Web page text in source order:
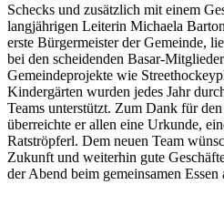
Schecks und zusätzlich mit einem
langjährigen Leiterin Michaela
erste Bürgermeister der Gemeinde,
bei den scheidenden Basar-
Gemeindeprojekte wie
Kindergärten wurden jedes Jahr
Teams unterstützt. Zum Dank für
überreichte er allen eine Urkunde,
Ratströpferl. Dem neuen Team
Zukunft und weiterhin gute
der Abend beim gemeinsamen Essen